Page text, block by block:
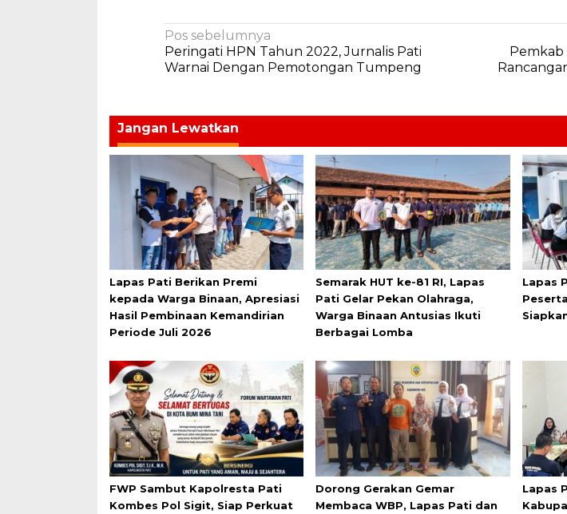
Navigasi
pos
Pos sebelumnya
Peringati HPN Tahun 2022, Jurnalis Pati
Warnai Dengan Pemotongan Tumpeng
Pemkab
Jangan Lewatkan
Lapas Pati Berikan Premi
kepada Warga Binaan, Apresiasi
Hasil Pembinaan Kemandirian
Periode Juli 2026
Semarak HUT ke-81 RI, Lapas
Pati Gelar Pekan Olahraga,
Warga Binaan Antusias Ikuti
Berbagai Lomba
Lapas
FWP Sambut Kapolresta Pati
Kombes Pol Sigit, Siap Perkuat
Dorong Gerakan Gemar
Membaca WBP, Lapas Pati dan
Lapas